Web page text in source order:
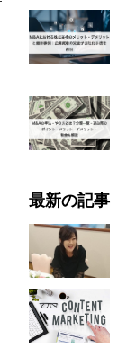
最新の記事